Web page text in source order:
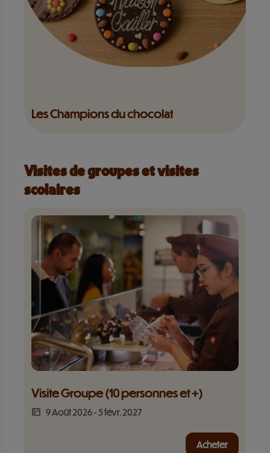
Les Champions du chocolat
Visites de groupes et visites
scolaires
Visite Groupe (10 personnes et +)
9 Août 2026-5 févr. 2027
Acheter